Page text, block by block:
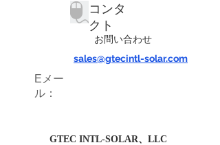
コンタ
クト
お問い合わせ
Eメー
ル：
GTEC INTL-SOLAR、LLC
sales@gtecintl-solar.com